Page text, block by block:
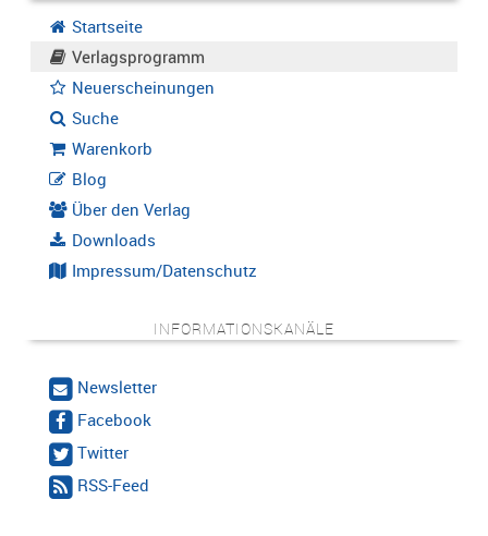
Startseite
Verlagsprogramm
Neuerscheinungen
Suche
Warenkorb
Blog
Über den Verlag
Downloads
Impressum/Datenschutz
INFORMATIONSKANÄLE
Newsletter
Facebook
Twitter
RSS-Feed